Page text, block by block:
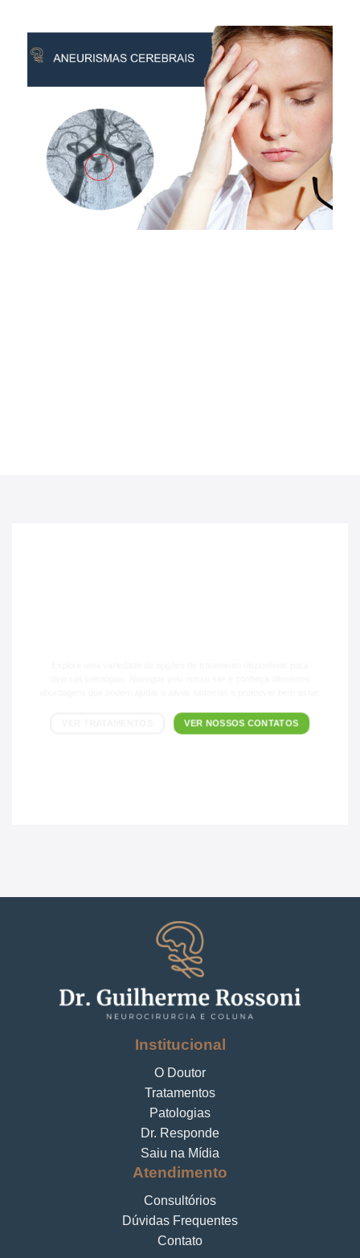
VER NOSSOS CONTATOS
Institucional
O Doutor
Tratamentos
Patologias
Dr. Responde
Saiu na Mídia
Atendimento
Consultórios
Dúvidas Frequentes
Contato